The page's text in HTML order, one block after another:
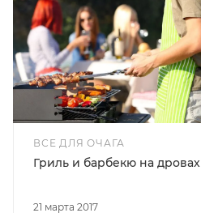
ВСЕ ДЛЯ ОЧАГА
21 марта 2017
Гриль и барбекю на дровах